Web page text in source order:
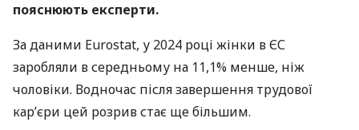
пояснюють експерти.
За даними Eurostat, у 2024 році жінки в ЄС
заробляли в середньому на 11,1% менше, ніж
чоловіки. Водночас після завершення трудової
кар’єри цей розрив стає ще більшим.